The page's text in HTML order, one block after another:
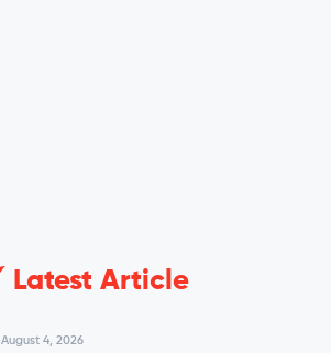
Latest Article
August 4, 2026